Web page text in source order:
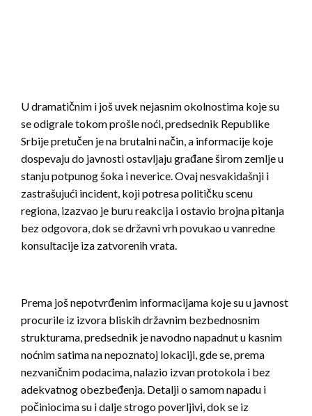
U dramatičnim i još uvek nejasnim okolnostima koje su
se odigrale tokom prošle noći, predsednik Republike
Srbije pretučen je na brutalni način, a informacije koje
dospevaju do javnosti ostavljaju građane širom zemlje u
stanju potpunog šoka i neverice. Ovaj nesvakidašnji i
zastrašujući incident, koji potresa političku scenu
regiona, izazvao je buru reakcija i ostavio brojna pitanja
bez odgovora, dok se državni vrh povukao u vanredne
konsultacije iza zatvorenih vrata.
Prema još nepotvrđenim informacijama koje su u javnost
procurile iz izvora bliskih državnim bezbednosnim
strukturama, predsednik je navodno napadnut u kasnim
noćnim satima na nepoznatoj lokaciji, gde se, prema
nezvaničnim podacima, nalazio izvan protokola i bez
adekvatnog obezbeđenja. Detalji o samom napadu i
počiniocima su i dalje strogo poverljivi, dok se iz